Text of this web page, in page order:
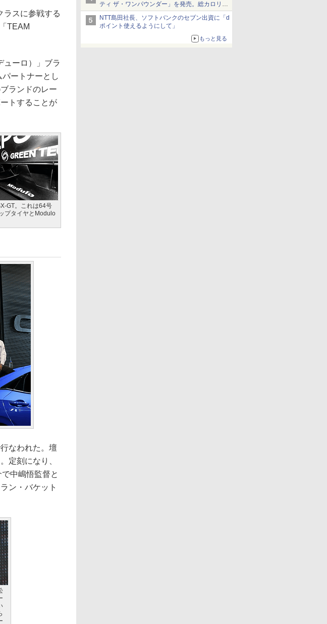
ティ ザ・ワンパウンダー」を発売。総カロリー
約1656kcal、総重量約527g！
NTT島田社長、ソフトバンクのセブン出資に「d
ポイント使えるようにして」
もっと見る
スに参戦する
TEAM
ーロ）」ブラ
ートナーとし
ランドのレー
トすることが
GT。これは64号
プタイヤとModulo
なわれた。壇
定刻になり、
中嶋悟監督と
ン・バケット